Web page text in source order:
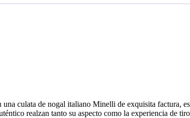
culata de nogal italiano Minelli de exquisita factura,
realzan tanto su aspecto como la experiencia de